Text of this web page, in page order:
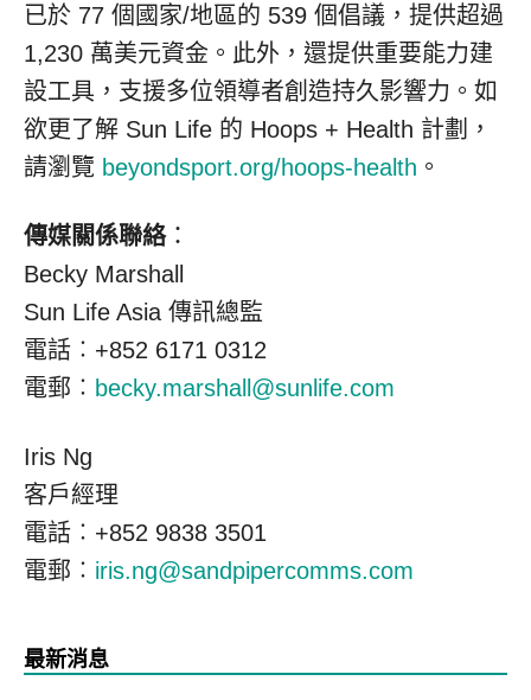
已於 77 個國家/地區的 539 個倡議，提供超過
1,230 萬美元資金。此外，還提供重要能力建
設工具，支援多位領導者創造持久影響力。如
欲更了解 Sun Life 的 Hoops + Health 計劃，
請瀏覽 beyondsport.org/hoops-health 。
傳媒關係聯絡：
Becky Marshall
Sun Life Asia 傳訊總監
電話︰+852 6171 0312
電郵︰ becky.marshall@sunlife.com
Iris Ng
客戶經理
電話︰+852 9838 3501
電郵︰ iris.ng@sandpipercomms.com
最新消息